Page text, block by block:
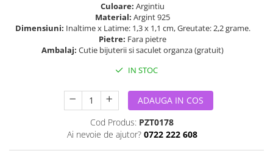
Culoare: Argintiu
Material: Argint 925
Dimensiuni: Inaltime x Latime: 1,3 x 1,1 cm, Greutate: 2,2 grame.
Pietre: Fara pietre
Ambalaj: Cutie bijuterii si saculet organza (gratuit)
IN STOC
ADAUGA IN COS
Cod Produs: PZT0178
Ai nevoie de ajutor? 0722 222 608